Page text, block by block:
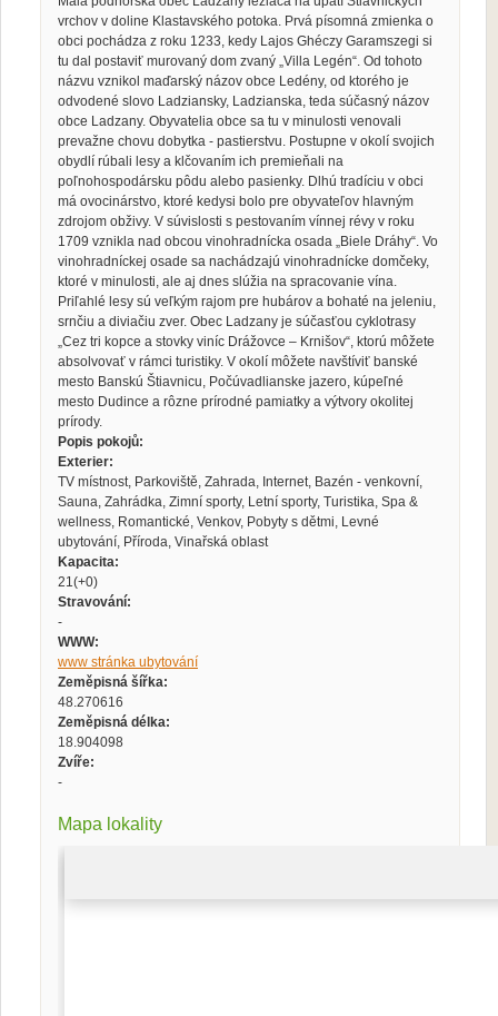
vrchov v doline Klastavského potoka. Prvá písomná zmienka o
obci pochádza z roku 1233, kedy Lajos Ghéczy Garamszegi si
tu dal postaviť murovaný dom zvaný „Villa Legén“. Od tohoto
názvu vznikol maďarský názov obce Ledény, od ktorého je
odvodené slovo Ladziansky, Ladzianska, teda súčasný názov
obce Ladzany. Obyvatelia obce sa tu v minulosti venovali
prevažne chovu dobytka - pastierstvu. Postupne v okolí svojich
obydlí rúbali lesy a klčovaním ich premieňali na
poľnohospodársku pôdu alebo pasienky. Dlhú tradíciu v obci
má ovocinárstvo, ktoré kedysi bolo pre obyvateľov hlavným
zdrojom obživy. V súvislosti s pestovaním vínnej révy v roku
1709 vznikla nad obcou vinohradnícka osada „Biele Dráhy“. Vo
vinohradníckej osade sa nachádzajú vinohradnícke domčeky,
ktoré v minulosti, ale aj dnes slúžia na spracovanie vína.
Priľahlé lesy sú veľkým rajom pre hubárov a bohaté na jeleniu,
srnčiu a diviačiu zver. Obec Ladzany je súčasťou cyklotrasy
„Cez tri kopce a stovky viníc Drážovce – Krnišov“, ktorú môžete
absolvovať v rámci turistiky. V okolí môžete navštíviť banské
mesto Banskú Štiavnicu, Počúvadlianske jazero, kúpeľné
mesto Dudince a rôzne prírodné pamiatky a výtvory okolitej
prírody.
Popis pokojů:
Exterier:
TV místnost, Parkoviště, Zahrada, Internet, Bazén - venkovní,
Sauna, Zahrádka, Zimní sporty, Letní sporty, Turistika, Spa &
wellness, Romantické, Venkov, Pobyty s dětmi, Levné
ubytování, Příroda, Vinařská oblast
Kapacita:
21(+0)
Stravování:
-
WWW:
www stránka ubytování
Zeměpisná šířka:
48.270616
Zeměpisná délka:
18.904098
Zvíře:
-
Mapa lokality